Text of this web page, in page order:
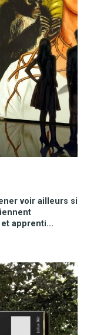
voir ailleurs si
apprenti...